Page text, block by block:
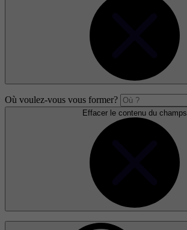
Où voulez-vous vous former?
Effacer le contenu du champs